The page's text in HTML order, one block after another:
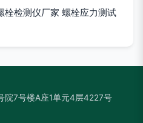
栓检测仪厂家 螺栓应力测试
院7号楼A座1单元4层4227号